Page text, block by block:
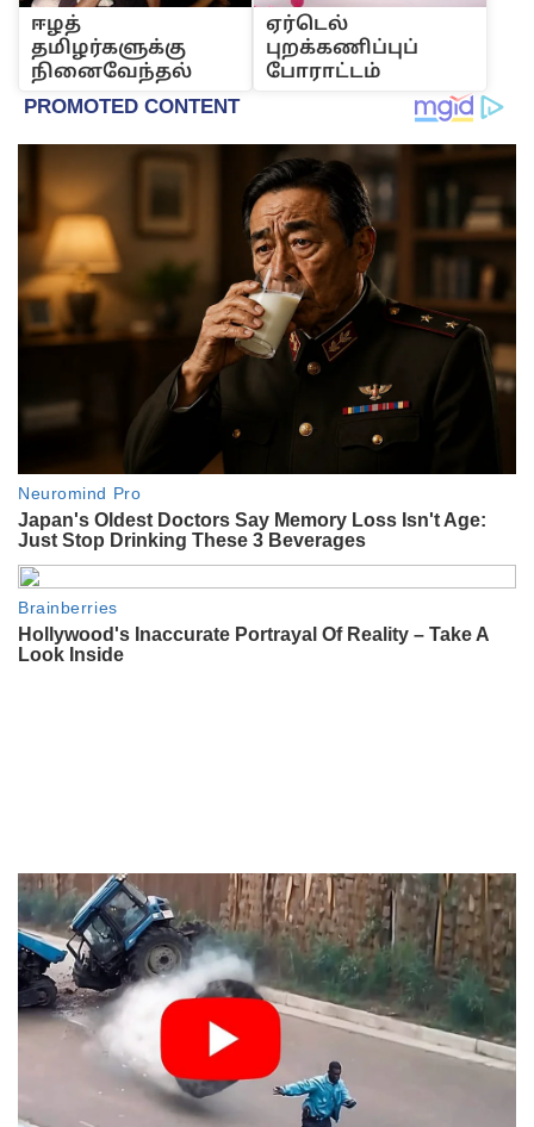
ஈழ‌த்
த‌மிழ‌ர்களு‌க்கு
‌நினைவே‌ந்த‌ல்
ஏ‌ர்டெ‌ல்
புற‌க்க‌ணி‌ப்பு‌ப்
போரா‌ட்ட‌ம்